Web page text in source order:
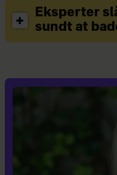
Eksperter
sundt at